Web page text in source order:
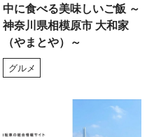
中に食べる美味しいご飯 ～
神奈川県相模原市 大和家
（やまとや）～
グルメ